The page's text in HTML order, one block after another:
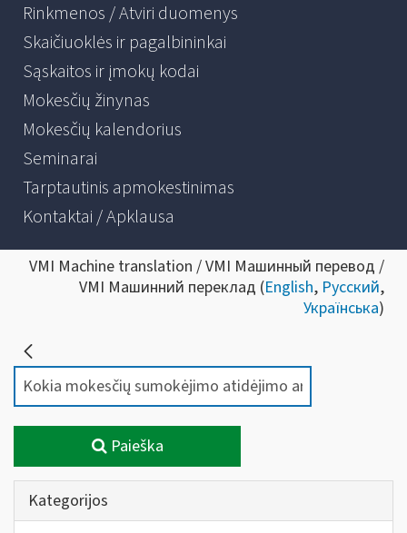
Rinkmenos / Atviri duomenys
Skaičiuoklės ir pagalbininkai
Sąskaitos ir įmokų kodai
Mokesčių žinynas
Mokesčių kalendorius
Seminarai
Tarptautinis apmokestinimas
Kontaktai / Apklausa
VMI Machine translation / VMI Машинный перевод /
VMI Машинний переклад (English, Русский,
Українська)
Paieška
Kategorijos